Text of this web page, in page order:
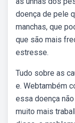
doença de pele
manchas, que
que são mais
estresse.
Tudo sobre as
e. Webtambém
essa doença
muito mais